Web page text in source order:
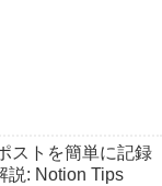
ストを簡単に記録
説: Notion Tips